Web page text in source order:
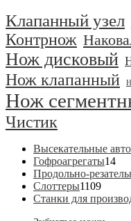
Клапанный узел
Контрнож
Нож дисковый
Нож клапанный
Нож
Чистик
Высекательные
Гофроагрегаты1414
Продольно-
Слоттеры11091109
Станки для